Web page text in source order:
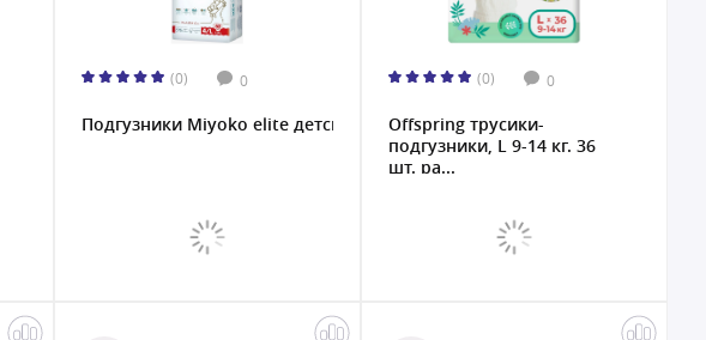
(0) 0
Подгузники Miyoko elite детские L/4, 52 шт....
(0) 0
Offspring трусики-
подгузники, L 9-14 кг. 36
шт. ра...